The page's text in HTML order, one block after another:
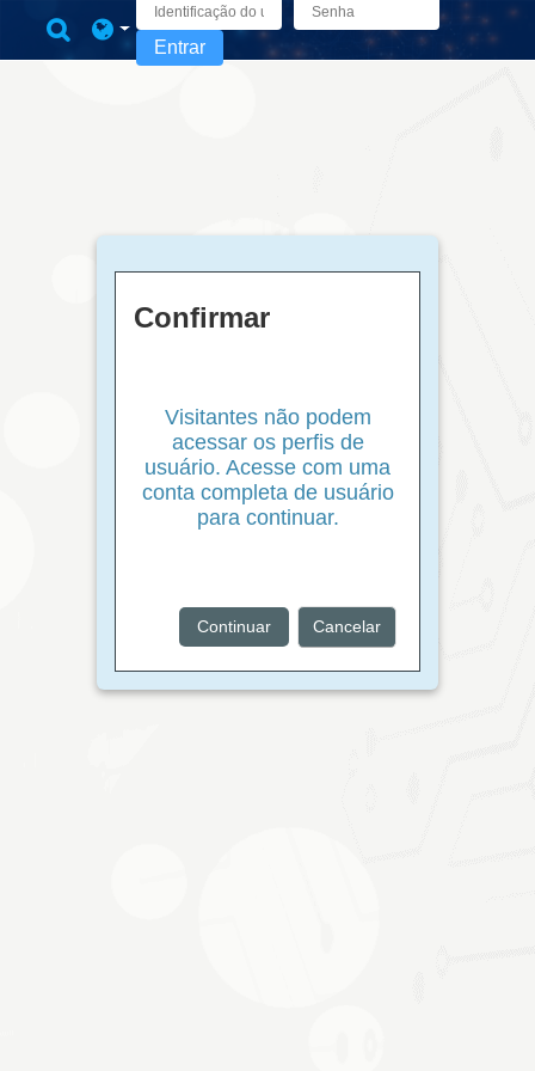
Ir para o conteúdo principal
Alternar entrada de pesquisa
Entrar
Confirmar
Visitantes não podem
acessar os perfis de
usuário. Acesse com uma
conta completa de usuário
para continuar.
Continuar Cancelar